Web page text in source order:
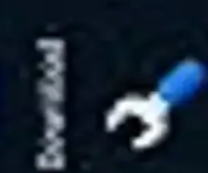
TI çipli güvenlik,
kurulum